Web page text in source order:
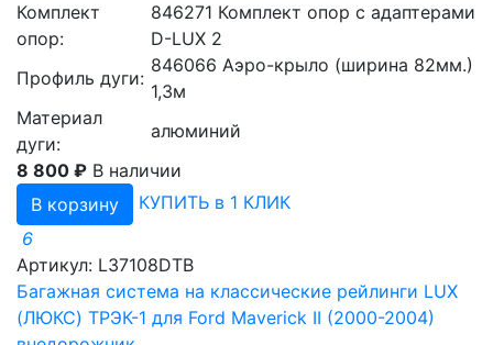
Комплект
опор:
846271 Комплект опор с адаптерами
D-LUX 2
Профиль дуги:
846066 Аэро-крыло (ширина 82мм.)
1,3м
Материал
дуги:
алюминий
8 800 ₽ В наличии
В корзину
КУПИТЬ в 1 КЛИК
6
Артикул: L37108DTB
Багажная система на классические рейлинги LUX
(ЛЮКС) ТРЭК-1 для Ford Maverick II (2000-2004)